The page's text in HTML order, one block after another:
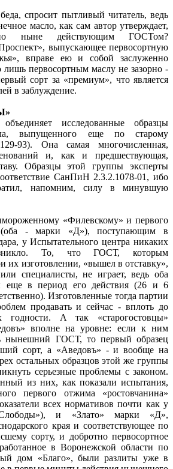
спросит пытливый читатель, ведь
масло, как сам автор утверждает,
ныне действующим ГОСТом?
выпускающее первосортную
вправе ею и собой заслуженно
лишь первосортным маслу не зазорно -
сорт за «премиум», что является
в заблуждение.
исследованные образцы
выпущенного еще по старому
93). Она самая многочисленная,
и, как и предшествующая,
Образцы этой группы эксперты
СанПиН 2.3.2.1078-01, ибо
напомним, силу в минувшую
«Филевскому» и первого
(оба - марки «Д»), поступающим в
у Испытательного центра никаких
То, что ГОСТ, которым
их изготовлении, «вышел в отставку»,
специалисты, не играет, ведь оба
еще в период его действия (26 и 6
Изготовленные тогда партии
продавать и сейчас - вплоть до
годности. А так «старогостовцы»
вполне на уровне: если к ним
нынешний ГОСТ, то первый образец
сорт, а «Аведовъ» - и вообще на
остальных образцов этой же группы
серьезные проблемы с законом.
из них, как показали испытания,
первого отжима «ростовчанина»
всех нормативов почти как у
и «Злато» марки «Д»,
края и соответствующее по
сорту, и добротно первосортное
в Воронежской области по
дом «Благо», были разлиты уже в